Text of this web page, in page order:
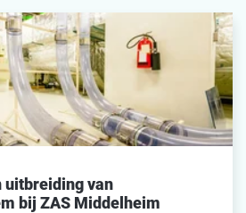
uitbreiding van
bij ZAS Middelheim